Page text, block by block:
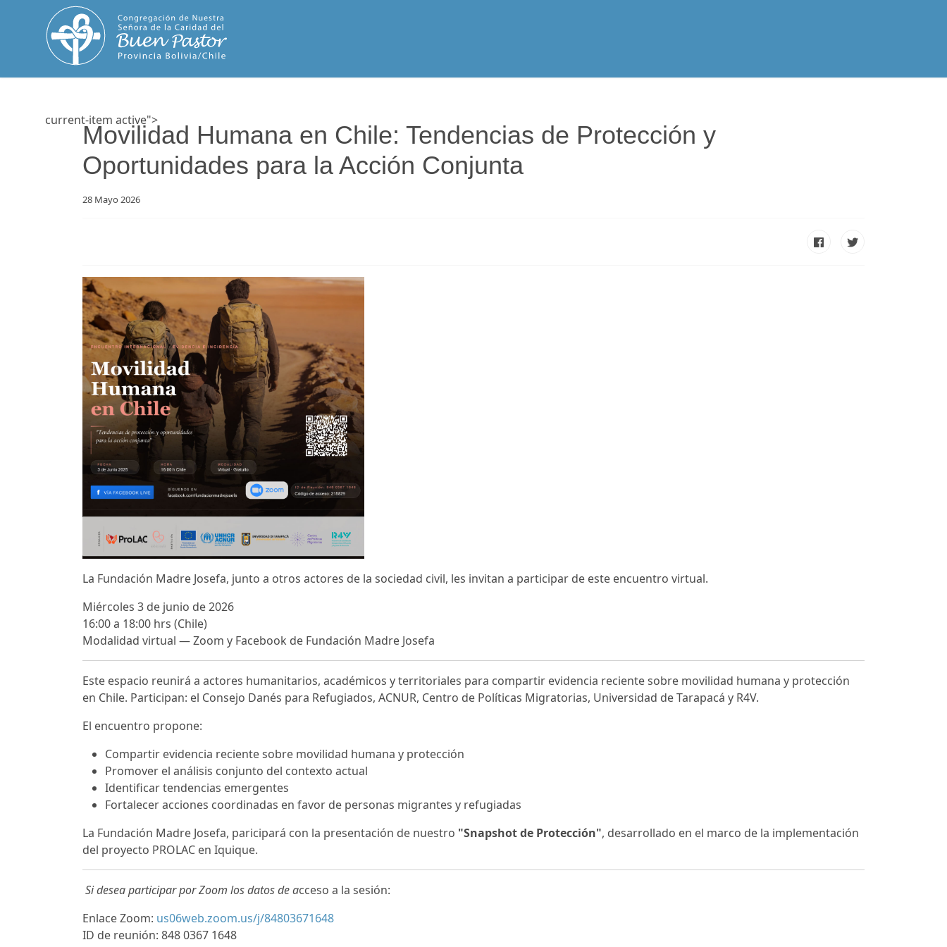
current-item active">
Movilidad Humana en Chile: Tendencias de Protección y
Oportunidades para la Acción Conjunta
28 Mayo 2026
La Fundación Madre Josefa, junto a otros actores de la sociedad civil, les invitan a participar de este encuentro virtual.
Miércoles 3 de junio de 2026
16:00 a 18:00 hrs (Chile)
Modalidad virtual — Zoom y Facebook de Fundación Madre Josefa
Este espacio reunirá a actores humanitarios, académicos y territoriales para compartir evidencia reciente sobre movilidad humana y protección
en Chile. Participan: el Consejo Danés para Refugiados, ACNUR, Centro de Políticas Migratorias, Universidad de Tarapacá y R4V.
El encuentro propone:
Compartir evidencia reciente sobre movilidad humana y protección
Promover el análisis conjunto del contexto actual
Identificar tendencias emergentes
Fortalecer acciones coordinadas en favor de personas migrantes y refugiadas
La Fundación Madre Josefa, paricipará con la presentación de nuestro "Snapshot de Protección", desarrollado en el marco de la implementación
del proyecto PROLAC en Iquique.
Si desea participar por Zoom los datos de acceso a la sesión:
Enlace Zoom: us06web.zoom.us/j/84803671648
ID de reunión: 848 0367 1648